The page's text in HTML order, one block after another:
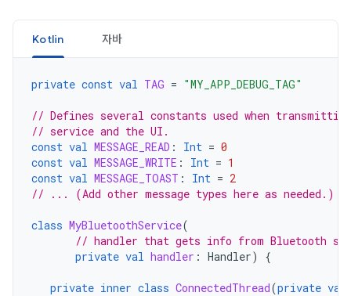
Kotlin 자바
private const val TAG = "MY_APP_DEBUG_TAG"
// Defines several constants used when transmitting
// service and the UI.
const val MESSAGE_READ : Int = 0
const val MESSAGE_WRITE : Int = 1
const val MESSAGE_TOAST : Int = 2
// ... (Add other message types here as needed.)
class MyBluetoothService(
// handler that gets info from Bluetooth
private val handler : Handler) {
private inner class ConnectedThread(private val